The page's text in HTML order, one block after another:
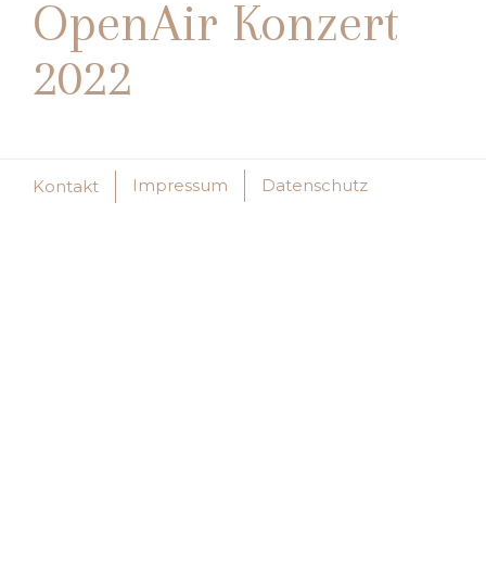
OpenAir Konzert
2022
Kontakt Impressum Datenschutz